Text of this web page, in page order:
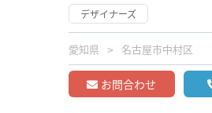
デザイナーズ
愛知県 名古屋市中村区
お問合わせ